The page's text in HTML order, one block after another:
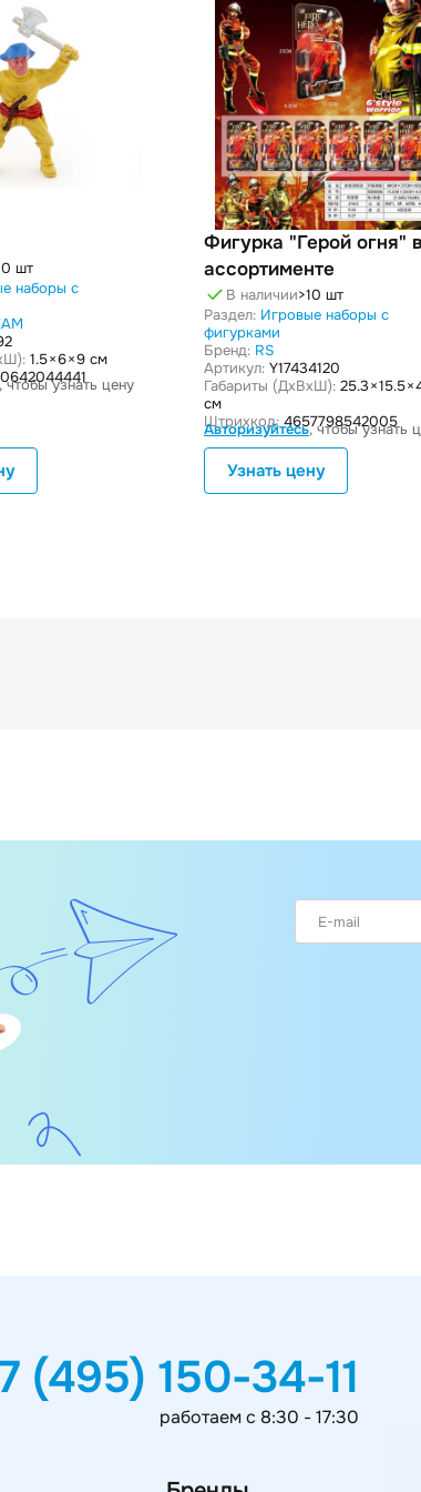
шт
наборы с
1.5 × 6 × 9 см
, чтобы узнать цену
Фигурка "Герой огня" в
ассортименте
В наличии>10 шт
Раздел: Игровые наборы с
фигурками
Бренд: RS
Артикул: Y17434120
Габариты (ДxВxШ): 25.3 × 15.5 ×
см
Штрихкод: 4657798542005
Авторизуйтесь, чтобы узнать
Узнать цену
(495) 150-34-11
работаем с 8:30 - 17:30